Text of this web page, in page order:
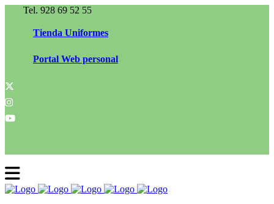
Tel. 928 69 52 55
Tienda Uniformes
Portal Web personal